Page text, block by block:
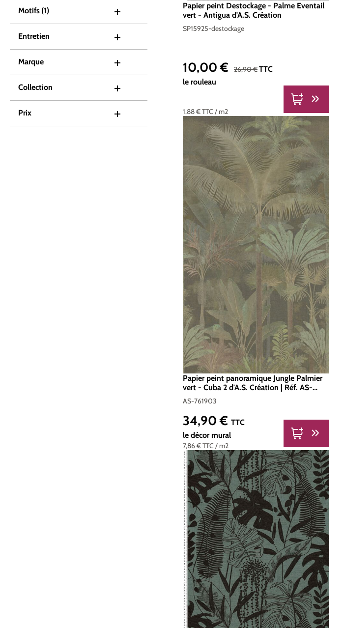
Motifs (1)
Entretien
Marque
Collection
Prix
Papier peint Destockage - Palme Eventail
vert - Antigua d'A.S. Création
SP15925-destockage
1,88 €TTC / m2
Prix de vente :
10,00 € Prix régulier :
26,90 €TTC
le rouleau
Papier peint panoramique Jungle Palmier
vert - Cuba 2 d'A.S. Création | Réf. AS-
761903
AS-761903
7,86 €TTC / m2
Prix régulier :
34,90 € TTC
le décor mural